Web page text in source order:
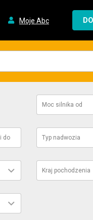
Moje Abc
Moc silnika od
do Typ nadwozia
Kraj pochodzenia